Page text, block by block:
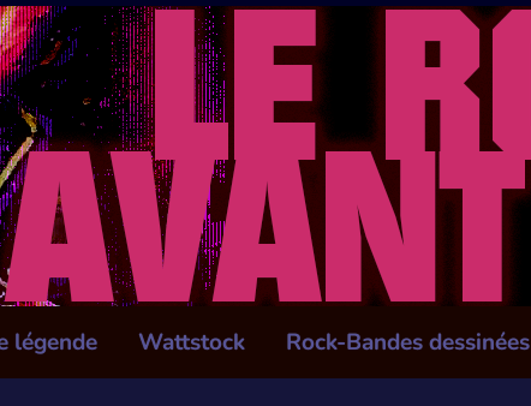
légende Wattstock Rock-Bandes dessinées